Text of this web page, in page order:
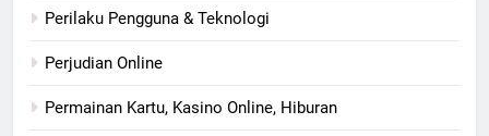
Perilaku Pengguna & Teknologi
Perjudian Online
Permainan Kartu, Kasino Online, Hiburan